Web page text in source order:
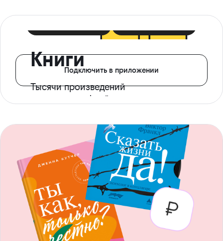
Книги
Тысячи произведений
с доступом офлайн
Подключить в приложении